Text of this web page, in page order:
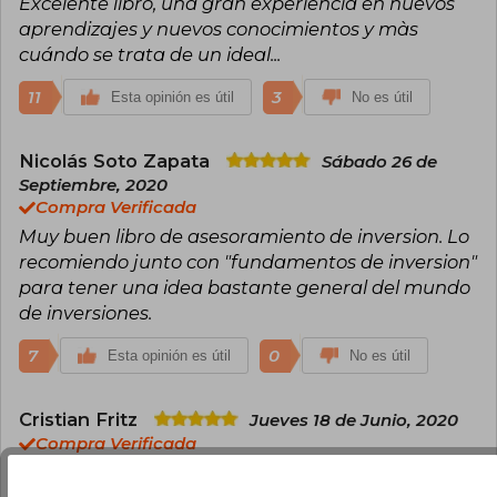
aprendizajes y nuevos conocimientos y màs
cuándo se trata de un ideal...
11 Esta opinión es útil 3 No es útil
Nicolás Soto Zapata
Sábado 26 de
Septiembre, 2020
Compra Verificada
Muy buen libro de asesoramiento de inversion. Lo
recomiendo junto con "fundamentos de inversion"
para tener una idea bastante general del mundo
de inversiones.
7 Esta opinión es útil 0 No es útil
Cristian Fritz
Jueves 18 de Junio, 2020
Compra Verificada